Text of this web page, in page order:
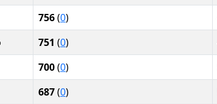
756(0)
751 (0)
700(0)
687(0)